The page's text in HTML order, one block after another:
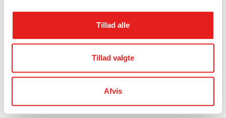
Tillad alle
Tillad valgte
Afvis